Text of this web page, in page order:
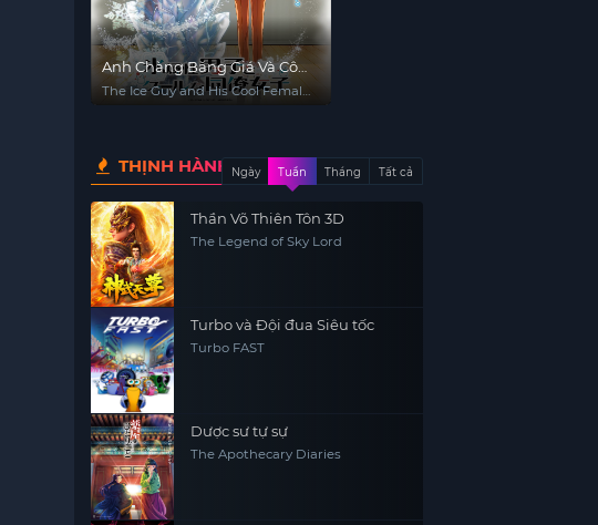
Anh Chàng Băng Giá Và Cô
Đồng Nghiệp Lạnh Lùng
The Ice Guy and His Cool Female
THỊNH HÀNHNgày Tuần Tháng Tất cả
Thần Võ Thiên Tôn 3D
The Legend of Sky Lord
Turbo và Đội đua Siêu tốc
Turbo FAST
Dược sư tự sự
The Apothecary Diaries